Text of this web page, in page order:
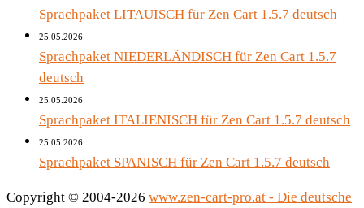
Sprachpaket LITAUISCH für Zen Cart 1.5.7 deutsch
25.05.2026
Sprachpaket NIEDERLÄNDISCH für Zen Cart 1.5.7
deutsch
25.05.2026
Sprachpaket ITALIENISCH für Zen Cart 1.5.7 deutsch
25.05.2026
Sprachpaket SPANISCH für Zen Cart 1.5.7 deutsch
Copyright © 2004-2026 www.zen-cart-pro.at - Die deutsche